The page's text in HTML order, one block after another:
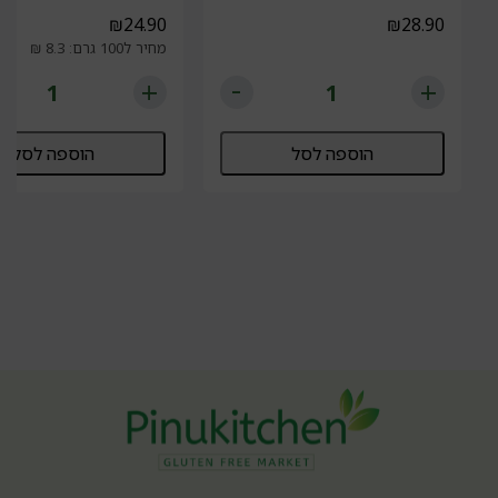
₪28.90
הוספה לסל
₪24.90
מחיר ל100 גרם: 8.3 ₪
הוספה לסל